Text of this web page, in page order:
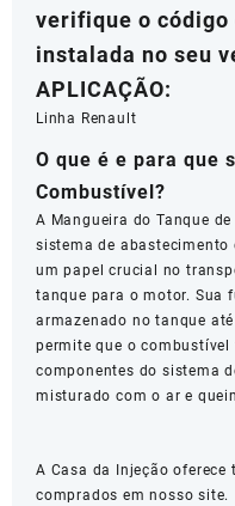
verifique o código
instalada no seu
APLICAÇÃO:
Linha Renault
O que é e para que
Combustível?
A Mangueira do Tanque
sistema de abastecimento
um papel crucial no
tanque para o motor. Sua
armazenado no tanque
permite que o
componentes do sistema
misturado com o ar e
A Casa da Injeção
comprados em nosso site.